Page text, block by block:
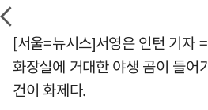
[서울=뉴시스]서영은 인턴 기자
화장실에 거대한 야생 곰이 들어
건이 화제다.